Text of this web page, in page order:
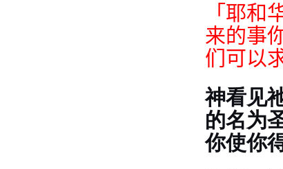
「耶和
来的事
们可以
神看见
的名为
你使你